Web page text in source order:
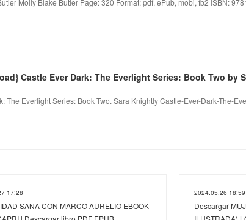
Molly Blake Butler Page: 320 Format: pdf, ePub, mobi, fb2 ISBN:
Castle Ever Dark: The Everlight Series: Book Two by
The Everlight Series: Book Two. Sara Knightly Castle-Ever-Dark-The-
17:28
SANA CON MARCO AURELIO EBOOK
2024.05.26 18:59
Descargar